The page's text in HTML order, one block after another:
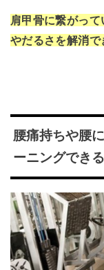
肩甲骨に繋がっ
やだるさを解消で
腰痛持ちや腰
ーニングできる